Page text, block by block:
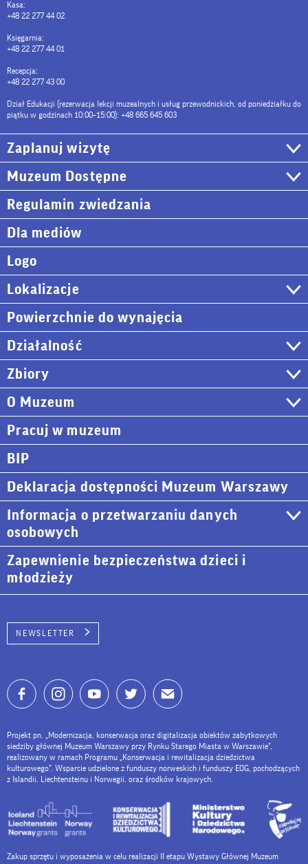
Kasa:
+48 22 277 44 02
Księgarnia:
+48 22 277 44 01
Recepcja:
+48 22 277 43 00
Dział Edukacji (rezerwacja lekcji muzealnych i usług przewodnickich, od poniedziałku do
piątku w godzinach 10:00–15:00): +48 665 645 603
Zaplanuj wizytę
Muzeum Dostępne
Regulamin zwiedzania
Dla mediów
Logo
Lokalizacje
Powierzchnie do wynajęcia
Działalność
Zbiory
O Muzeum
Pracuj w muzeum
BIP
Deklaracja dostępności Muzeum Warszawy
Informacja o przetwarzaniu danych
osobowych
Zapewnienie bezpieczeństwa dzieci i
młodzieży
NEWSLETTER
Projekt pn. „Modernizacja, konserwacja oraz digitalizacja obiektów zabytkowych
siedziby głównej Muzeum Warszawy przy Rynku Starego Miasta w Warszawie”,
realizowany w ramach Programu „Konserwacja i rewitalizacja dziedzictwa
kulturowego”. Wsparcie udzielone z funduszy norweskich i funduszy EOG, pochodzących
z Islandii, Liechtensteinu i Norwegii, oraz środków krajowych.
Zakup sprzętu i wyposażenia w celu realizacji II etapu Wystawy Głównej Muzeum